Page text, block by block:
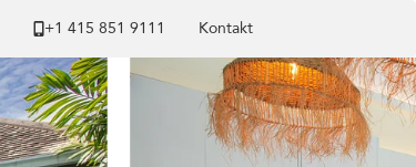
+1 ​415 851 9111 Kontakt